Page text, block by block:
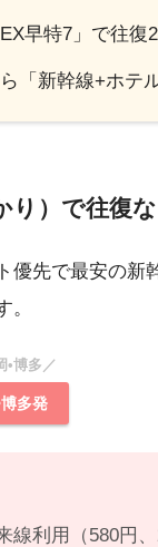
早特7」で往復
「新幹線+ホテ
り）で往復
優先で最安の新
。
•博多／
多発
線利用（580円、